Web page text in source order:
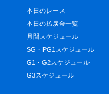
本日のレース
本日の払戻金一覧
月間スケジュール
SG・PG1スケジュール
G1・G2スケジュール
G3スケジュール